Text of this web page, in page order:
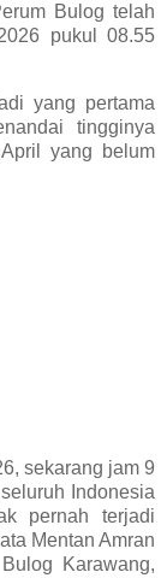
Bulog telah
pukul 08.55
yang pertama
tingginya
yang belum
sekarang jam 9
Indonesia
pernah terjadi
Mentan Amran
Karawang,